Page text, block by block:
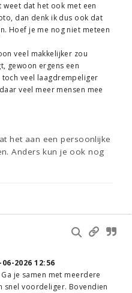
dat het ook met een
dan denk ik dus ook dat
Hoef je me nog niet meteen
veel makkelijker zou
gewoon ergens een
veel laagdrempeliger
veel meer mensen mee
het aan een persoonlijke
Anders kun je ook nog
06-2026 12:56
je samen met meerdere
snel voordeliger. Bovendien